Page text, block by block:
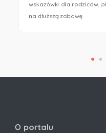
wskazówki dla rodziców,
na dłuższą zabawę.
O portalu